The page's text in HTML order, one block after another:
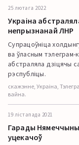
25 лютага 2022
Украіна
непрызнанай ЛНР
Супрацоўніца
ва ўласным тэлеграм-
абстраляла дзіцячы
рэспубліцы.
скажэнне, Украіна,
вайна.
19 лістапада 2021
Гарады
уцекачоў